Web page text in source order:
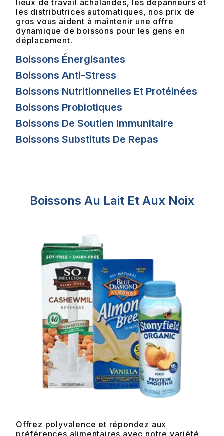
lieux de travail achalandés, les dépanneurs et
les distributrices automatiques, nos prix de
gros vous aident à maintenir une offre
dynamique de boissons pour les gens en
déplacement.
Boissons Énergisantes
Boissons Anti-Stress
Boissons Nutritionnelles Et Protéinées
Boissons Probiotiques
Boissons De Soutien Immunitaire
Boissons Substituts De Repas
Boissons Au Lait Et Aux Noix
Offrez polyvalence et répondez aux